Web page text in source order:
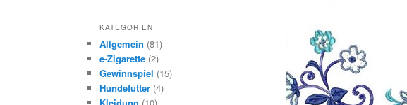
KATEGORIEN
Allgemein (81)
e-Zigarette (2)
Gewinnspiel (15)
Hundefutter (4)